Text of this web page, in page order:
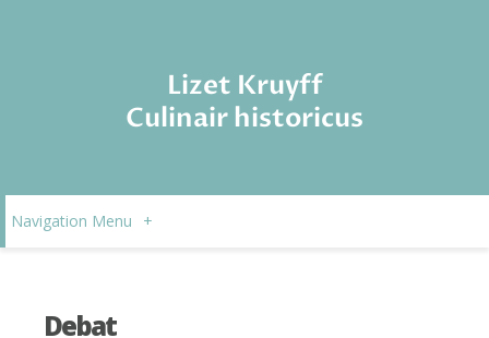
Lizet Kruyff
Culinair historicus
Navigation Menu +
Debat